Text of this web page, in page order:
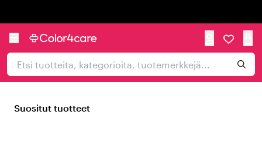
Suositut tuotteet